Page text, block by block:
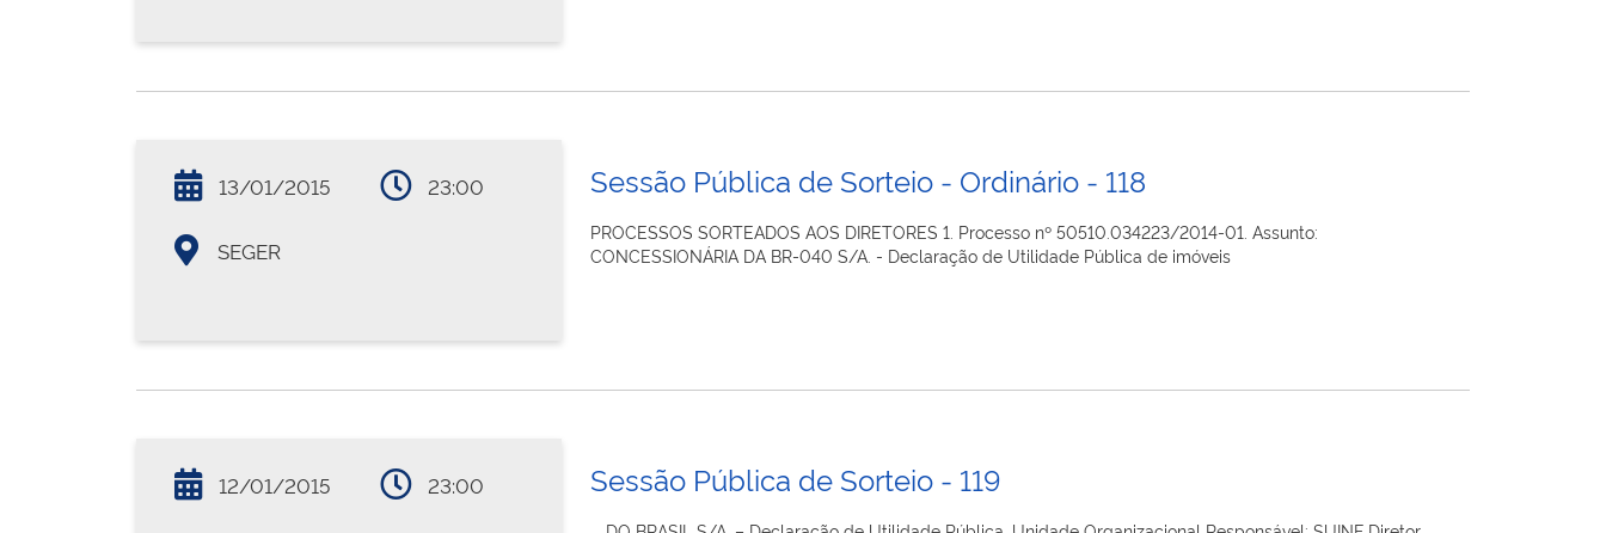
13/01/2015 23:00
SEGER
Sessão Pública de Sorteio - Ordinário - 118
PROCESSOS SORTEADOS AOS DIRETORES 1. Processo nº 50510.034223/2014-01. Assunto:
CONCESSIONÁRIA DA BR-040 S/A. - Declaração de Utilidade Pública de imóveis
12/01/2015 23:00 Sessão Pública de Sorteio - 119